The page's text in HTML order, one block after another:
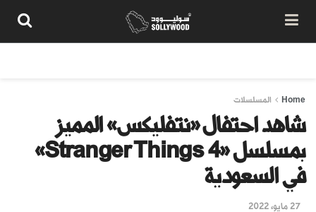
Home المسلسلات
شاهد احتفال «نتفليكس» المميز
بمسلسل «Stranger Things 4»
في السعودية
27 مايو، 2022